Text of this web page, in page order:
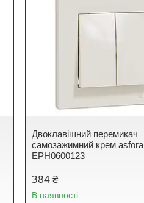
Двоклавішний перемикач
самозажимний крем asfora
EPH0600123
384 ₴
В наявності